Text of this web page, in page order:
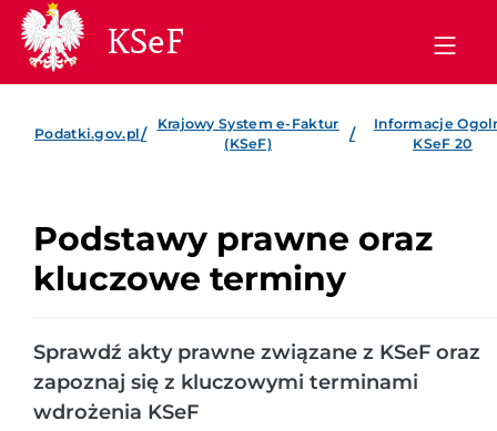
KSeF
Podatki.gov.pl/
Krajowy System e-Faktur
(KSeF)
/
Informacje
KSeF 20
Podstawy prawne oraz
kluczowe terminy
Sprawdź akty prawne związane z KSeF oraz
zapoznaj się z kluczowymi terminami
wdrożenia KSeF